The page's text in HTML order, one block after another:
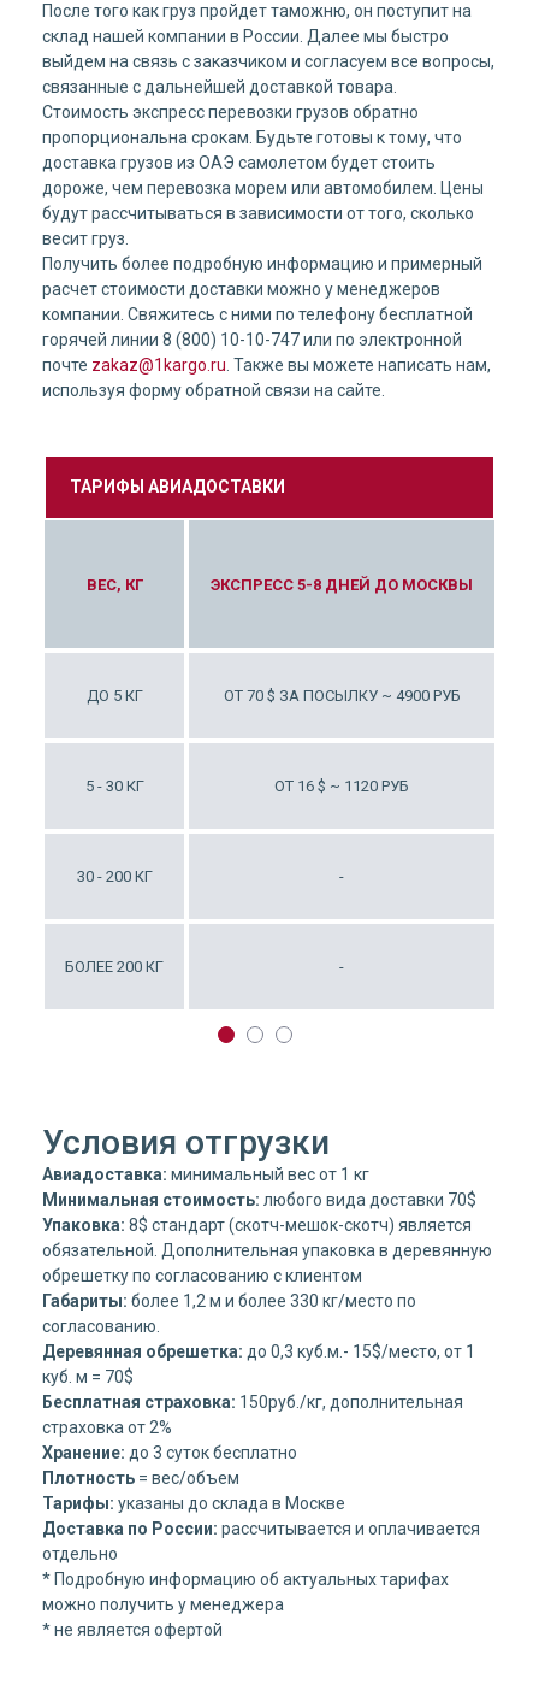
После того как груз пройдет таможню, он поступит на
склад нашей компании в России. Далее мы быстро
выйдем на связь с заказчиком и согласуем все вопросы,
связанные с дальнейшей доставкой товара.
Стоимость экспресс перевозки грузов обратно
пропорциональна срокам. Будьте готовы к тому, что
доставка грузов из ОАЭ самолетом будет стоить
дороже, чем перевозка морем или автомобилем. Цены
будут рассчитываться в зависимости от того, сколько
весит груз.
Получить более подробную информацию и примерный
расчет стоимости доставки можно у менеджеров
компании. Свяжитесь с ними по телефону бесплатной
горячей линии 8 (800) 10-10-747 или по электронной
почте zakaz@1kargo.ru. Также вы можете написать нам,
используя форму обратной связи на сайте.
ТАРИФЫ АВИАДОСТАВКИ
ВЕС, КГ
ДО 5 КГ
5 - 30 КГ
30 - 200 КГ
БОЛЕЕ 200 КГ
$ ~ 700 РУБ
$ ~ 630 РУБ
ЭКСПРЕСС 5-8 ДНЕЙ ДО МОСКВЫ
ОТ 70 $ ЗА ПОСЫЛКУ ~ 4900 РУБ
ОТ 16 $ ~ 1120 РУБ
-
-
Условия отгрузки
Авиадоставка: минимальный вес от 1 кг
Минимальная стоимость: любого вида доставки 70$
Упаковка: 8$ стандарт (скотч-мешок-скотч) является
обязательной. Дополнительная упаковка в деревянную
обрешетку по согласованию с клиентом
Габариты: более 1,2 м и более 330 кг/место по
согласованию.
Деревянная обрешетка: до 0,3 куб.м.- 15$/место, от 1
куб. м = 70$
Бесплатная страховка: 150руб./кг, дополнительная
страховка от 2%
Хранение: до 3 суток бесплатно
Плотность = вес/объем
Тарифы: указаны до склада в Москве
Доставка по России: рассчитывается и оплачивается
отдельно
* Подробную информацию об актуальных тарифах
можно получить у менеджера
* не является офертой